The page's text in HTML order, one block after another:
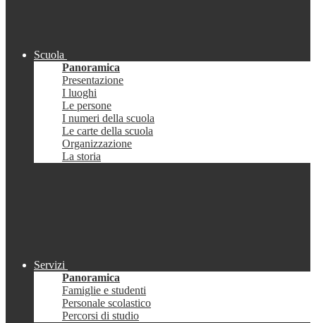
Scuola
Panoramica
Presentazione
I luoghi
Le persone
I numeri della scuola
Le carte della scuola
Organizzazione
La storia
Servizi
Panoramica
Famiglie e studenti
Personale scolastico
Percorsi di studio